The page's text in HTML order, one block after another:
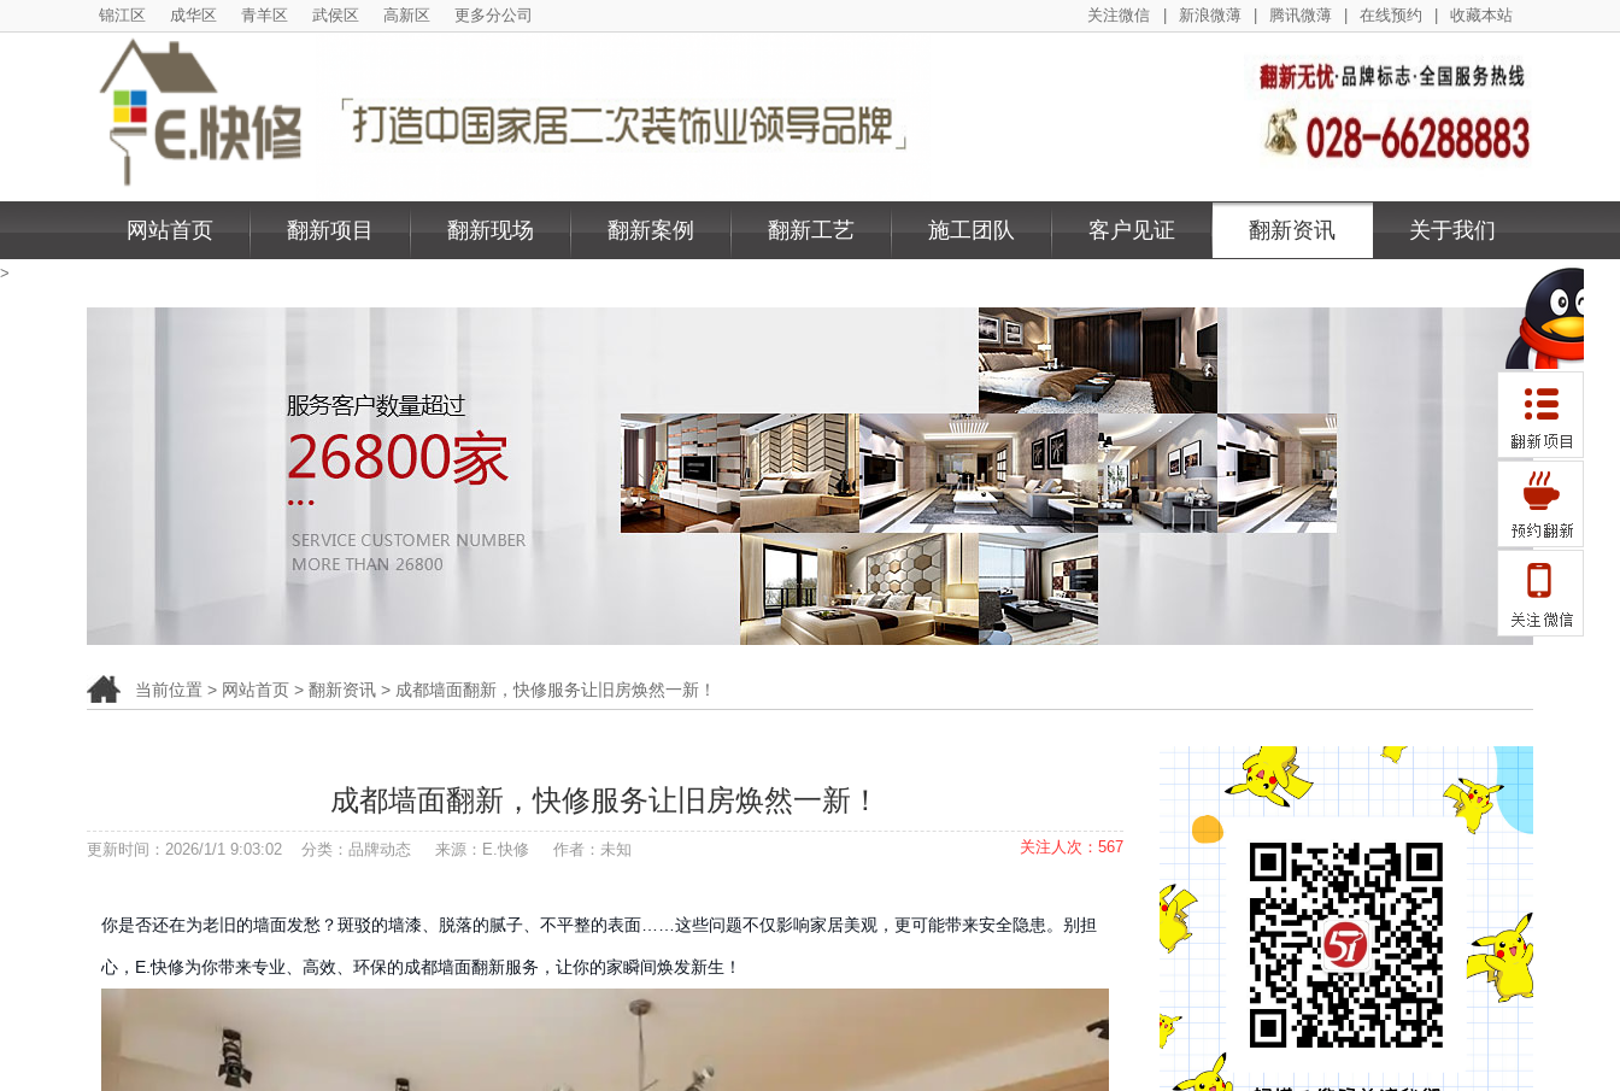
锦江区 成华区 青羊区 武侯区 高新区 更多分公司 关注微信 新浪微薄 腾讯微薄 在线预约 收藏本站
网站首页 翻新项目 翻新现场 翻新案例 翻新工艺 施工团队 客户见证 翻新资讯 关于我们
>
当前位置 > 网站首页 > 翻新资讯 > 成都墙面翻新，快修服务让旧房焕然一新！
成都墙面翻新，快修服务让旧房焕然一新！
更新时间：2026/1/1 9:03:02 分类：品牌动态 来源：E.快修 作者：未知 关注人次：567
你是否还在为老旧的墙面发愁？斑驳的墙漆、脱落的腻子、不平整的表面……这些问题不仅影响家居美观，更可能带来安全隐患。别担
心，E.快修为你带来专业、高效、环保的成都墙面翻新服务，让你的家瞬间焕发新生！